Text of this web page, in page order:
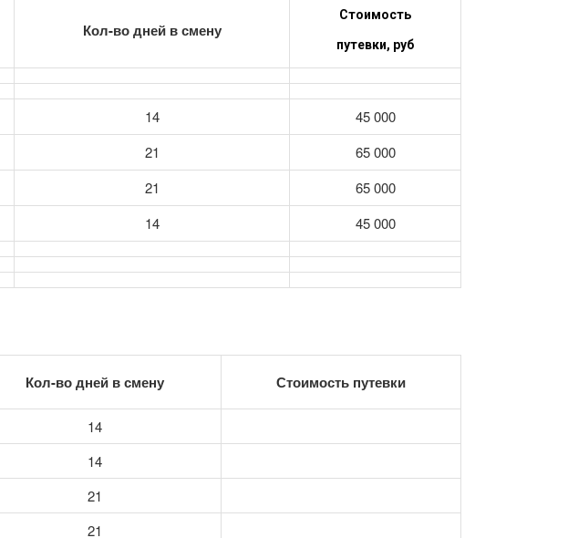
Кол-во дней в смену
Стоимость
путевки, руб
14 45 000
21 65 000
21 65 000
14 45 000
Кол-во дней в смену Стоимость путевки
14
14
21
21